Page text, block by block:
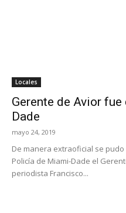
Locales
Gerente de Avior
Dade
mayo 24, 2019
De manera extraoficial se
Policía de Miami-Dade el
periodista Francisco...